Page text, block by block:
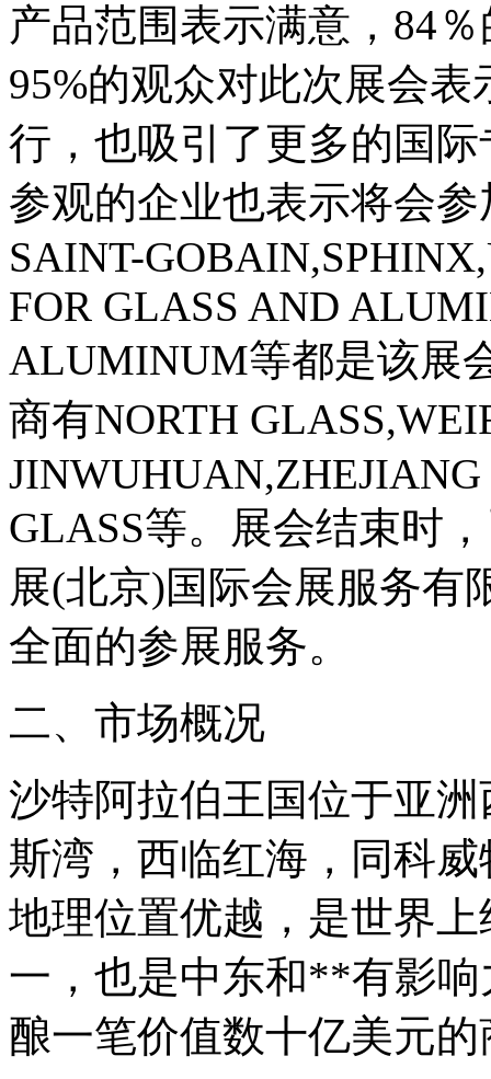
产品范围表示满意，84
95%的观众对此次展会
行，也吸引了更多的国
参观的企业也表示将会
SAINT-
FOR GLASS AND
ALUMINUM等都是该展
商有NORTH
GLASS等。展会结束时
展(北京)国际会展服务有
全面的参展服务。
二、市场概况
沙特阿拉伯王国位于亚
斯湾，西临红海，同科
地理位置优越，是世界
一，也是中东和**有影
酿一笔价值数十亿美元